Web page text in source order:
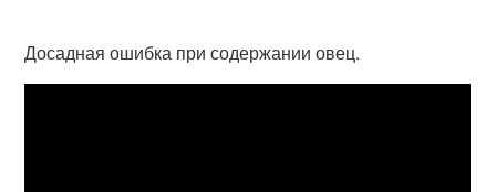
Досадная ошибка при содержании овец.